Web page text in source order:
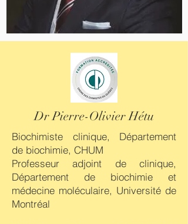
Dr Pierre-Olivier Hétu
Biochimiste clinique, Département
de biochimie, CHUM
Professeur adjoint de clinique,
Département de biochimie et
médecine moléculaire, Université de
Montréal